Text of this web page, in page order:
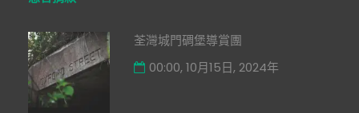
荃灣城門碉堡導賞團
00:00, 10月15日, 2024年